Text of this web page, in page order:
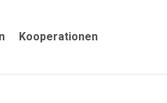
Kooperationen